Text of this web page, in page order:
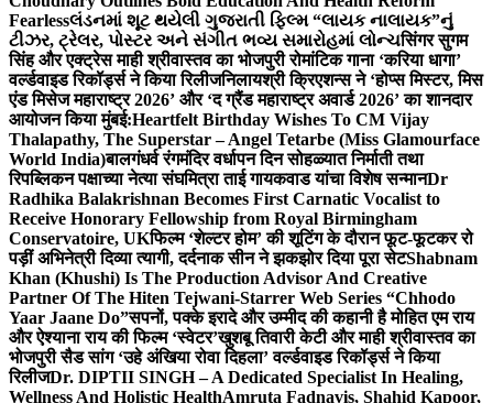
Fearlessલંડનમાં શૂટ થયેલી ગુજરાતી ફિલ્મ “લાયક નાલાયક”નું
ટીઝર, ટ્રેલર, પોસ્ટર અને સંગીત ભવ્ય સમારોહમાં લોન્ચसिंगर सुगम
सिंह और एक्ट्रेस माही श्रीवास्तव का भोजपुरी रोमांटिक गाना ‘करिया धागा’
वर्ल्डवाइड रिकॉर्ड्स ने किया रिलीजनिलायश्री क्रिएशन्स ने ‘होप्स मिस्टर, मिस
एंड मिसेज महाराष्ट्र 2026’ और ‘द ग्रैंड महाराष्ट्र अवार्ड 2026’ का शानदार
आयोजन किया मुंबई:Heartfelt Birthday Wishes To CM Vijay
Thalapathy, The Superstar – Angel Tetarbe (Miss Glamourface
World India)बालगंधर्व रंगमंदिर वर्धापन दिन सोहळ्यात निर्माती तथा
रिपब्लिकन पक्षाच्या नेत्या संघमित्रा ताई गायकवाड यांचा विशेष सन्मानDr
Radhika Balakrishnan Becomes First Carnatic Vocalist to
Receive Honorary Fellowship from Royal Birmingham
Conservatoire, UKफिल्म ‘शेल्टर होम’ की शूटिंग के दौरान फूट-फूटकर रो
पड़ीं अभिनेत्री दिव्या त्यागी, दर्दनाक सीन ने झकझोर दिया पूरा सेटShabnam
Khan (Khushi) Is The Production Advisor And Creative
Partner Of The Hiten Tejwani-Starrer Web Series “Chhodo
Yaar Jaane Do”सपनों, पक्के इरादे और उम्मीद की कहानी है मोहित एम राय
और ऐश्याना राय की फिल्म ‘स्वेटर’खुशबू तिवारी केटी और माही श्रीवास्तव का
भोजपुरी सैड सांग ‘उहे अंखिया रोवा दिहला’ वर्ल्डवाइड रिकॉर्ड्स ने किया
रिलीजDr. DIPTII SINGH – A Dedicated Specialist In Healing,
Wellness And Holistic HealthAmruta Fadnavis, Shahid Kapoor,